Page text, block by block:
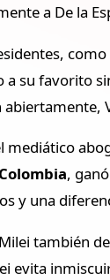
a De la
a su favorito
abiertamente,
mediático
,
y una
también
evita